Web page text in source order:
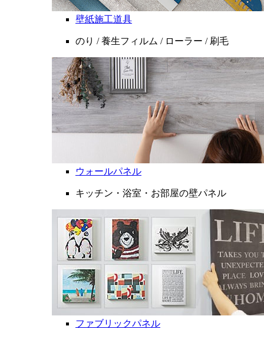
壁紙施工道具
のり / 養生フィルム / ローラー / 刷毛
ウォールパネル
キッチン・浴室・お部屋の壁パネル
ファブリックパネル